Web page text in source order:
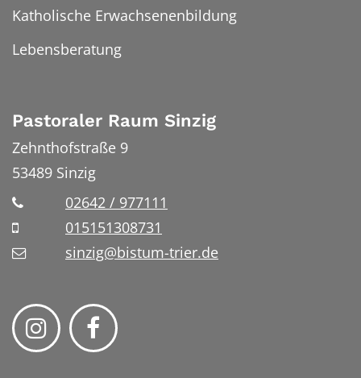
Katholische Erwachsenenbildung
Lebensberatung
Pastoraler Raum Sinzig
Zehnthofstraße 9
53489 Sinzig
02642 / 977111
015151308731
sinzig@bistum-trier.de